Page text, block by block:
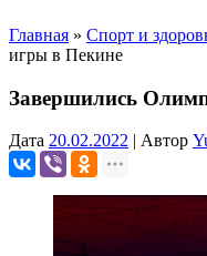
Главная » Спорт и
игры в Пекине
Завершились
Дата 20.02.2022 | Автор